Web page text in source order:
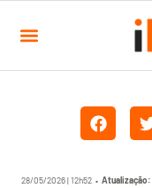
28/05/2026 | 12h52 • Atualização: